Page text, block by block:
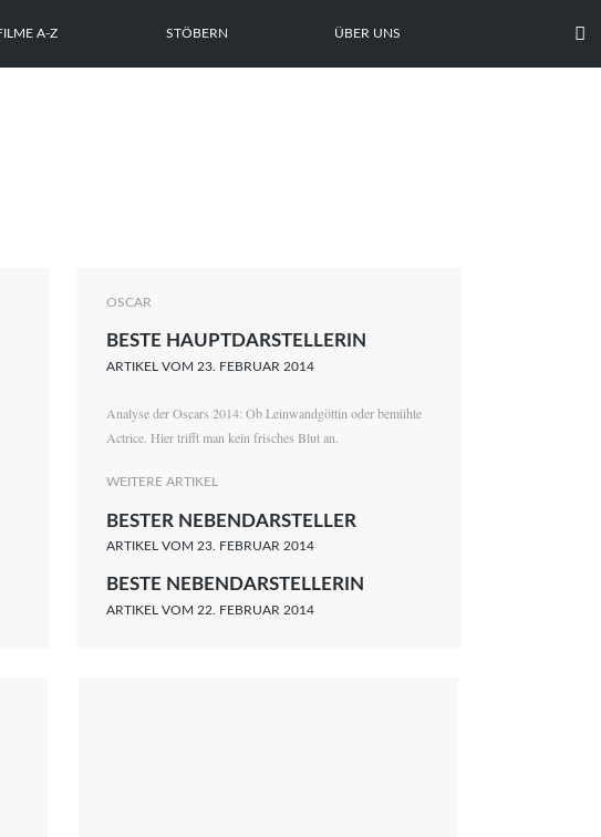
A-Z STÖBERN ÜBER UNS 
OSCAR
BESTE HAUPTDARSTELLERIN
ARTIKEL VOM 23. FEBRUAR 2014
Analyse der Oscars 2014: Ob Leinwandgöttin oder bemühte
Actrice. Hier trifft man kein frisches Blut an.
WEITERE ARTIKEL
BESTER NEBENDARSTELLER
ARTIKEL VOM 23. FEBRUAR 2014
BESTE NEBENDARSTELLERIN
ARTIKEL VOM 22. FEBRUAR 2014